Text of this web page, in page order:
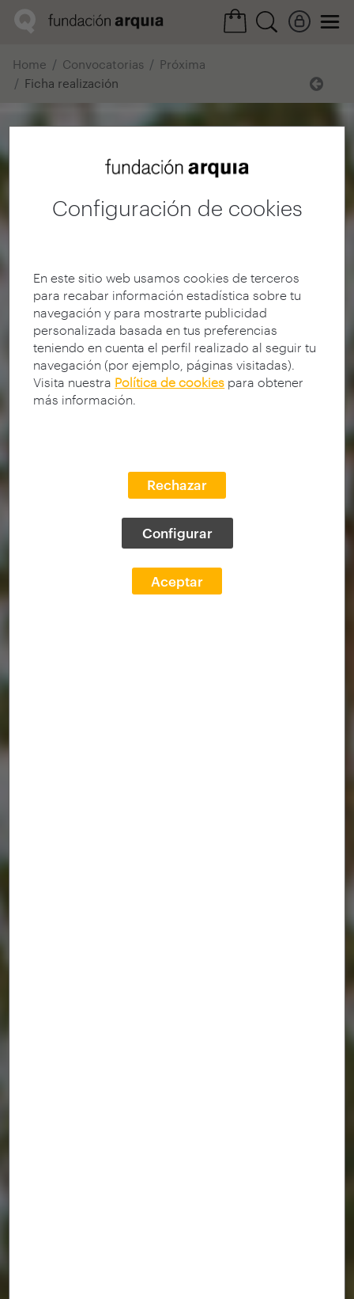
Configuración de cookies
En este sitio web usamos cookies de terceros
para recabar información estadística sobre tu
navegación y para mostrarte publicidad
personalizada basada en tus preferencias
teniendo en cuenta el perfil realizado al seguir tu
navegación (por ejemplo, páginas visitadas).
Visita nuestra Política de cookies para obtener
más información.
Rechazar
Configurar
Aceptar
Home Convocatorias
Próxima
Ficha realización